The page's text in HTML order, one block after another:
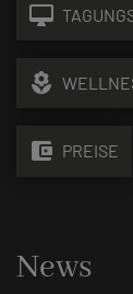
desktop_mac
local_florist
account_balance_wallet PREISE
News